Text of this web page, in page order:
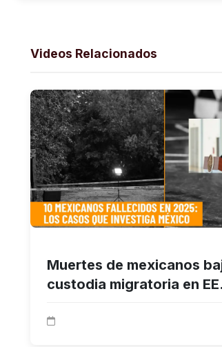
Videos Relacionados
Muertes de mexicanos
custodia migratoria en